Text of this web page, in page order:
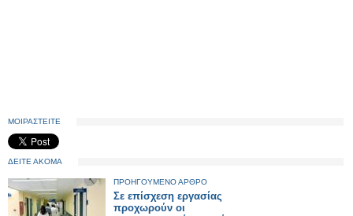
ΜΟΙΡΑΣΤΕΙΤΕ
ΔΕΙΤΕ ΑΚΟΜΑ
ΠΡΟΗΓΟΥΜΕΝΟ ΑΡΘΡΟ
Σε επίσχεση εργασίας
προχωρούν οι